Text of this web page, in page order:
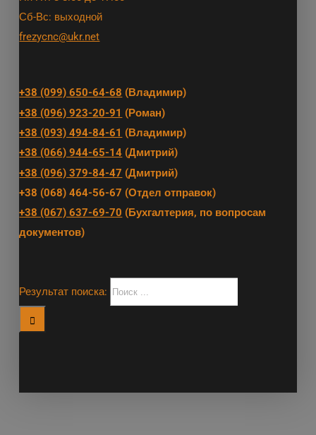
Сб-Вс: выходной
frezycnc@ukr.net
+38 (099) 650-64-68 (Владимир)
+38 (096) 923-20-91 (Роман)
+38 (093) 494-84-61 (Владимир)
+38 (066) 944-65-14 (Дмитрий)
+38 (096) 379-84-47 (Дмитрий)
+38 (068) 464-56-67 (Отдел отправок)
+38 (067) 637-69-70 (Бухгалтерия, по вопросам
документов)
Результат поиска: